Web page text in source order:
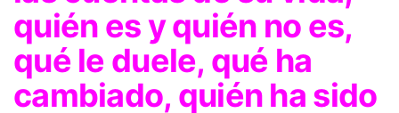
quién es y quién no es,
qué le duele, qué ha
cambiado, quién ha sido